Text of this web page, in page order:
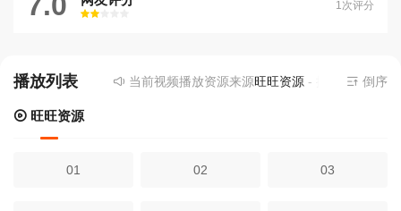
很差
较差还行推荐力荐
1次评分
播放列表 当前视频播放资源来源旺旺资源- 提供为您免费在
倒序
旺旺资源
01 02 03